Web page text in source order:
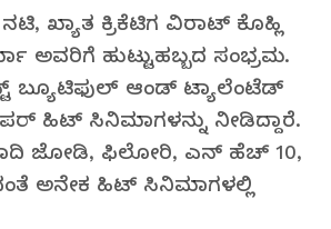
ಖ್ಯಾತ ಕ್ರಿಕೆಟಿಗ ವಿರಾಟ್ ಕೊಹ್ಲಿ
ಅವರಿಗೆ ಹುಟ್ಟುಹಬ್ಬದ ಸಂಭ್ರಮ.
ಬ್ಯೂಟಿಫುಲ್ ಆಂಡ್ ಟ್ಯಾಲೆಂಟೆಡ್
ಹಿಟ್ ಸಿನಿಮಾಗಳನ್ನು ನೀಡಿದ್ದಾರೆ.
ಜೋಡಿ, ಫಿಲೋರಿ, ಎನ್ ಹೆಚ್ 10,
ಅನೇಕ ಹಿಟ್ ಸಿನಿಮಾಗಳಲ್ಲಿ